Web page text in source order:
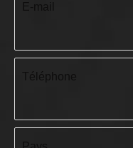
Téléphone